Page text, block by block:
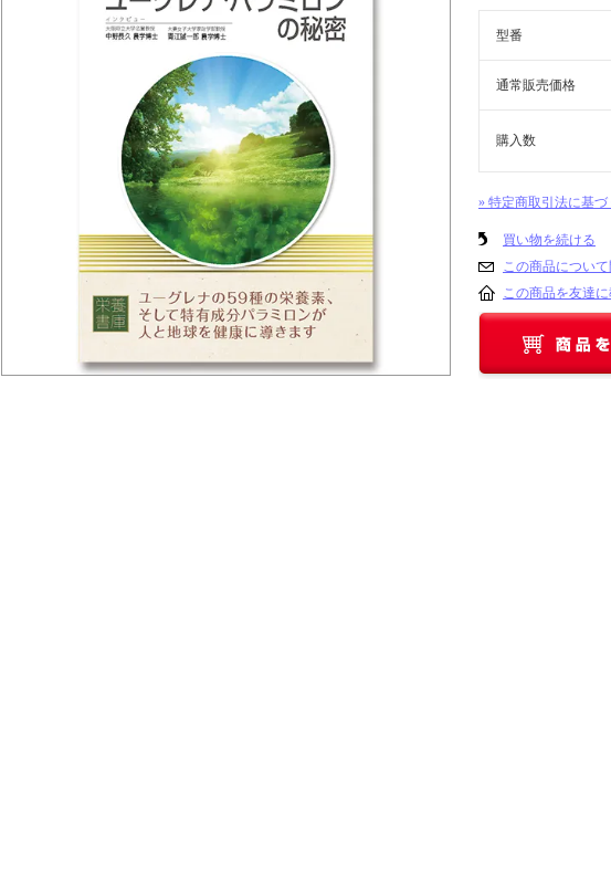
型番
通常販売価格
購入数
» 特定商取引法に基
買い物を続ける
この商品につい
この商品を友達